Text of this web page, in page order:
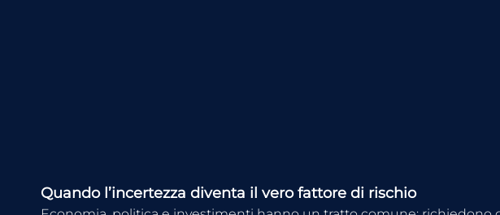
Quando l’incertezza diventa il vero fattore di rischio